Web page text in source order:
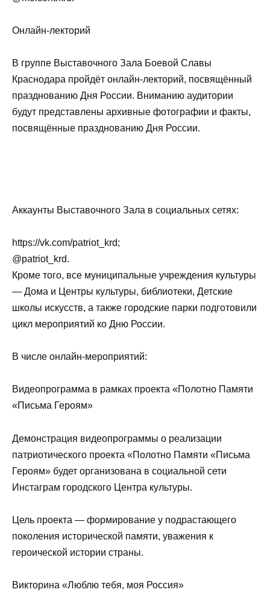
Онлайн-лекторий
В группе Выставочного Зала Боевой Славы
Краснодара пройдёт онлайн-лекторий, посвящённый
празднованию Дня России. Вниманию аудитории
будут представлены архивные фотографии и факты,
посвящённые празднованию Дня России.
Аккаунты Выставочного Зала в социальных сетях:
https://vk.com/patriot_krd;
@patriot_krd.
Кроме того, все муниципальные учреждения культуры
— Дома и Центры культуры, библиотеки, Детские
школы искусств, а также городские парки подготовили
цикл мероприятий ко Дню России.
В числе онлайн-мероприятий:
Видеопрограмма в рамках проекта «Полотно Памяти
«Письма Героям»
Демонстрация видеопрограммы о реализации
патриотического проекта «Полотно Памяти «Письма
Героям» будет организована в социальной сети
Инстаграм городского Центра культуры.
Цель проекта — формирование у подрастающего
поколения исторической памяти, уважения к
героической истории страны.
Викторина «Люблю тебя, моя Россия»